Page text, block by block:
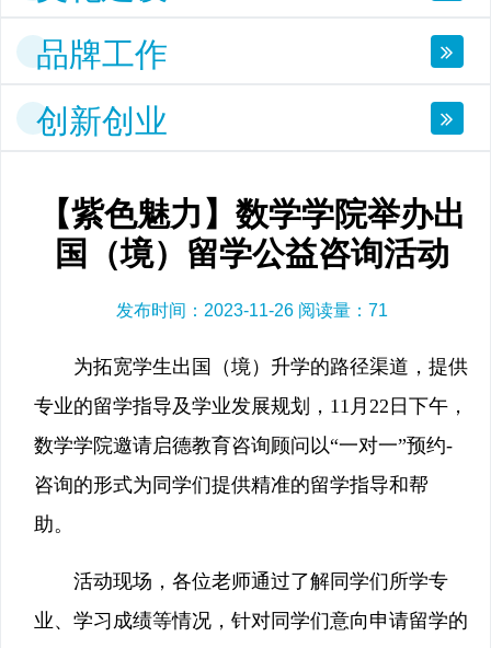
品牌工作
创新创业
【紫色魅力】数学学院举办出
国（境）留学公益咨询活动
发布时间：2023-11-26 阅读量： 71
为拓宽学生出国（境）升学的路径渠道，提供
专业的留学指导及学业发展规划，11月22日下午，
数学学院邀请启德教育咨询顾问以“一对一”预约-
咨询的形式为同学们提供精准的留学指导和帮
助。
活动现场，各位老师通过了解同学们所学专
业、学习成绩等情况，针对同学们意向申请留学的